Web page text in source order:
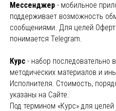
Мессенджер - мобильное
поддерживает возможность
сообщениями. Для целей
понимается Telegram.
Курс - набор последовательно
методических материалов и
Исполнителя. Стоимость,
указаны на Сайте.
Под термином «Курс» для